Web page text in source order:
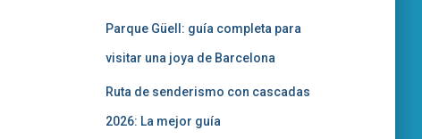
Parque Güell: guía completa para
visitar una joya de Barcelona
Ruta de senderismo con cascadas
2026: La mejor guía